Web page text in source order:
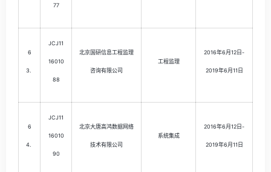
77
6
3.
JCJ11
16010
88
北京国研信息工程监理
咨询有限公司
工程监理
2016年6月12日-
2019年6月11日
6
4.
JCJ11
16010
90
北京大唐高鸿数据网络
技术有限公司
系统集成
2016年6月12日-
2019年6月11日